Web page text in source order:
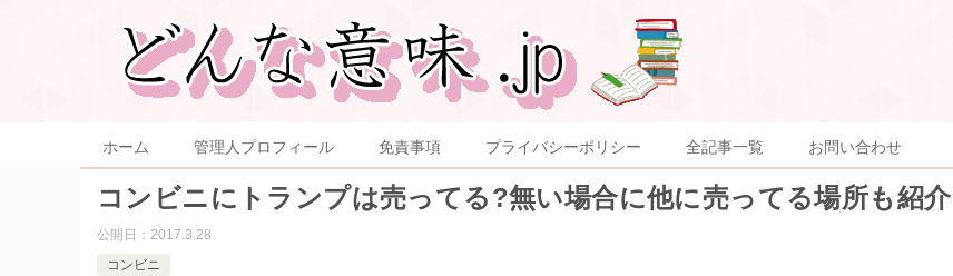
ホーム 管理人プロフィール 免責事項 プライバシーポリシー 全記事一覧 お問い合わせ
コンビニにトランプは売ってる?無い場合に他に売ってる場所も紹介
公開日： 2017.3.28
コンビニ